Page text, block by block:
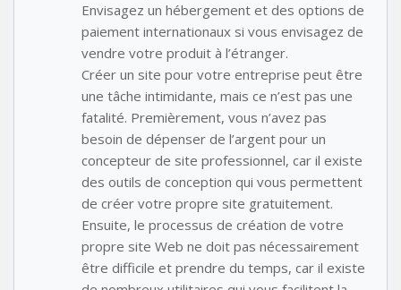
Envisagez un hébergement et des options de
paiement internationaux si vous envisagez de
vendre votre produit à l’étranger.
Créer un site pour votre entreprise peut être
une tâche intimidante, mais ce n’est pas une
fatalité. Premièrement, vous n’avez pas
besoin de dépenser de l’argent pour un
concepteur de site professionnel, car il existe
des outils de conception qui vous permettent
de créer votre propre site gratuitement.
Ensuite, le processus de création de votre
propre site Web ne doit pas nécessairement
être difficile et prendre du temps, car il existe